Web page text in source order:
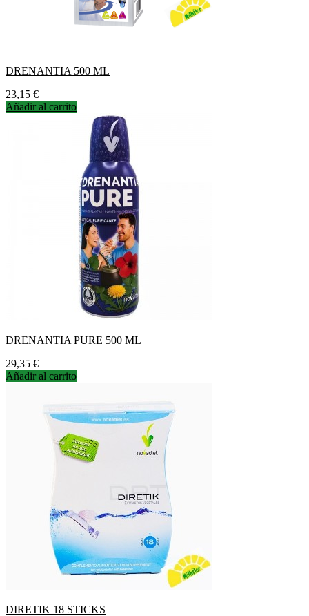
DRENANTIA 500 ML
Precio
23,15 €
Añadir al carrito
DRENANTIA PURE 500 ML
Precio
29,35 €
Añadir al carrito
DIRETIK 18 STICKS